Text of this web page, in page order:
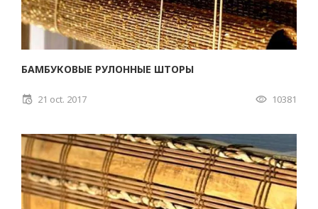
БАМБУКОВЫЕ РУЛОННЫЕ ШТОРЫ
21 oct. 2017 10381